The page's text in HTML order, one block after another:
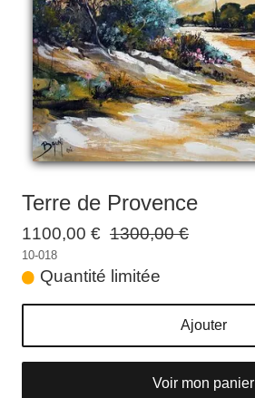
Galeries▼
Vente▼
Boutique
Contact
BLOG
Français
Terre de Provence
1100,00 € 1300,00 €
10-018
Quantité limitée
Ajouter
Voir mon panier